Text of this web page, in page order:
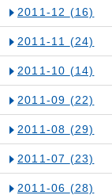
2011-12 (16)
2011-11 (24)
2011-10 (14)
2011-09 (22)
2011-08 (29)
2011-07 (23)
2011-06 (28)